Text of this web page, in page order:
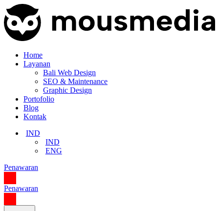
Home
Layanan
Bali Web Design
SEO & Maintenance
Graphic Design
Portofolio
Blog
Kontak
IND
IND
ENG
Penawaran
Penawaran